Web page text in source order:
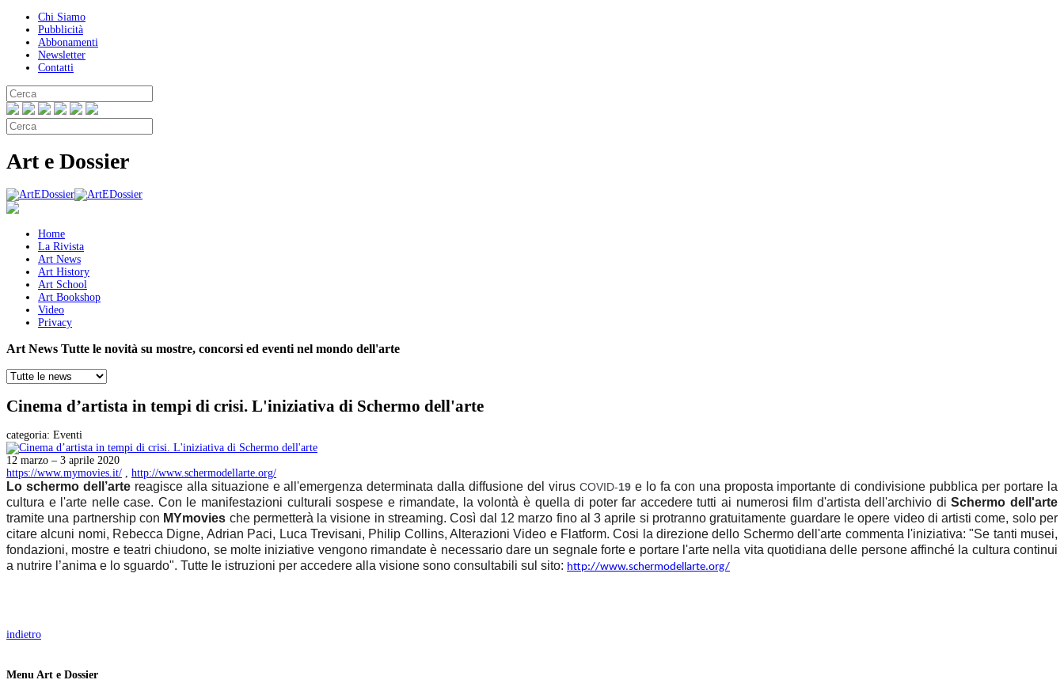
Chi Siamo
Pubblicità
Abbonamenti
Newsletter
Contatti
Art e Dossier
Home
La Rivista
Art News
Art History
Art School
Art Bookshop
Video
Privacy
Art News Tutte le novità su mostre, concorsi ed eventi nel mondo dell'arte
Cinema d’artista in tempi di crisi. L'iniziativa di Schermo dell'arte
categoria: Eventi
12 marzo – 3 aprile 2020
https://www.mymovies.it/ , http://www.schermodellarte.org/
Lo schermo dell’artereagisce alla situazione e all'emergenza determinata dalla diffusione del virusCOVID-19 e lo fa con una proposta importante di condivisione pubblica per portare la
cultura e l'arte nelle case. Con le manifestazioni culturali sospese e rimandate, la volontà è quella di poter far accedere tutti ai numerosi film d'artista dell'archivio diSchermo dell'arte
tramite una partnership con MYmovies che permetterà la visione in streaming. Così dal 12 marzo fino al 3 aprile si protranno gratuitamente guardare le opere video di artisti come, solo per
citare alcuni nomi, Rebecca Digne, Adrian Paci, Luca Trevisani, Philip Collins, Alterazioni Video e Flatform. Cosi la direzione dello Schermo dell'arte commenta l'iniziativa: "Se tanti musei,
fondazioni, mostre e teatri chiudono, se molte iniziative vengono rimandate è necessario dare un segnale forte e portare l'arte nella vita quotidiana delle persone affinché la cultura continui
a nutrire l’anima e lo sguardo". Tutte le istruzioni per accedere alla visione sono consultabili sul sito: http://www.schermodellarte.org/
indietro
Menu Art e Dossier